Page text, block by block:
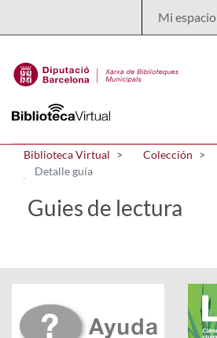
Mi espacio
Biblioteca Virtual Colección
Detalle guía
Guies de lectura